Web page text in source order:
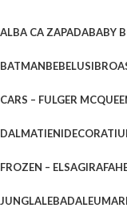
ALBA CA ZAPADABABY
BATMANBEBELUSI
CARS – FULGER
DALMATIENI
FROZEN – ELSAGIRAFA
JUNGLALEBADALEU